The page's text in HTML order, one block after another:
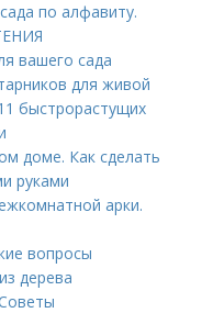
по алфавиту.
вашего сада
для живой
быстрорастущих
доме. Как сделать
руками
арки.
вопросы
дерева